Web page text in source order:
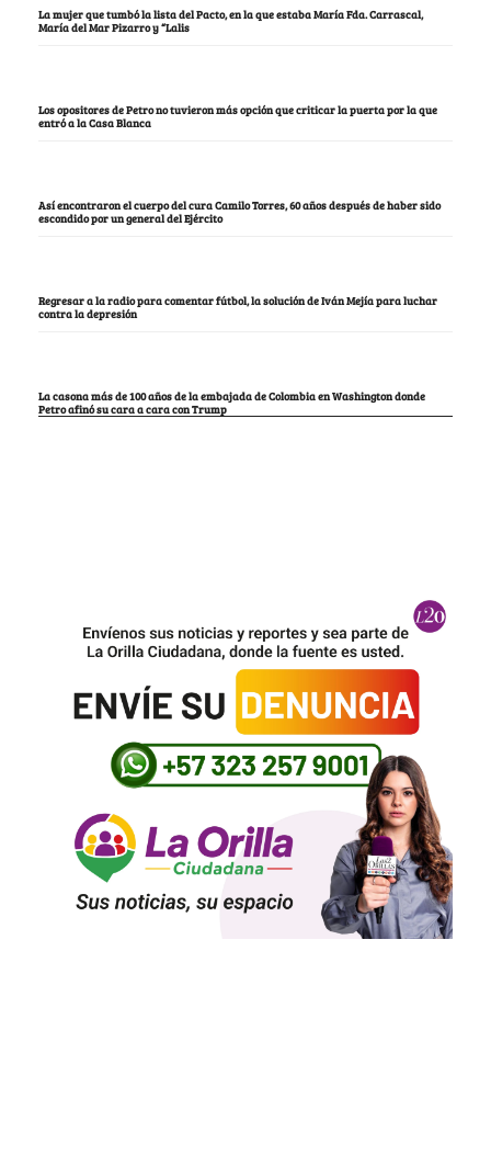
La mujer que tumbó la lista del Pacto, en la que estaba María Fda. Carrascal,
María del Mar Pizarro y “Lalis
Los opositores de Petro no tuvieron más opción que criticar la puerta por la que
entró a la Casa Blanca
Así encontraron el cuerpo del cura Camilo Torres, 60 años después de haber sido
escondido por un general del Ejército
Regresar a la radio para comentar fútbol, la solución de Iván Mejía para luchar
contra la depresión
La casona más de 100 años de la embajada de Colombia en Washington donde
Petro afinó su cara a cara con Trump